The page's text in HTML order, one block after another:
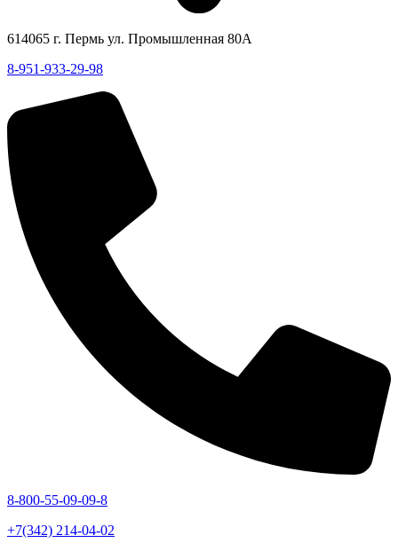
614065 г. Пермь ул. Промышленная 80А
8-951-933-29-98
8-800-55-09-09-8
+7(342) 214-04-02